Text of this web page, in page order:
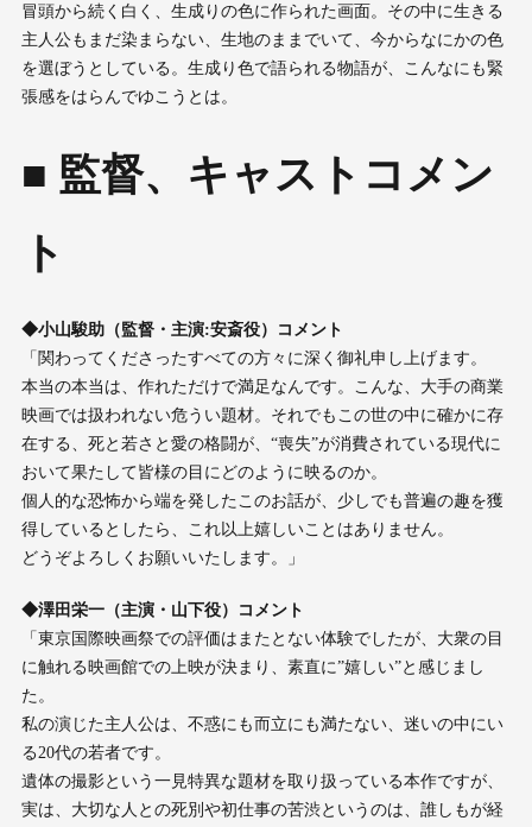
冒頭から続く白く、生成りの色に作られた画面。 その中に生きる
主人公もまだ染まらない、生地のままでいて、今からなにかの色
を選ぼうとしている。 生成り色で語られる物語が、こんなにも緊
張感をはらんでゆこうとは。
■ 監督、キャストコメン
ト
◆小山駿助（監督・主演:安斎役）コメント
「関わってくださったすべての方々に深く御礼申し上げます。
本当の本当は、作れただけで満足なんです。こんな、大手の商業
映画では扱われない危うい題材。それでもこの世の中に確かに存
在する、死と若さと愛の格闘が、“喪失”が消費されている現代に
おいて果たして皆様の目にどのように映るのか。
個人的な恐怖から端を発したこのお話が、少しでも普遍の趣を獲
得しているとしたら、これ以上嬉しいことはありません。
どうぞよろしくお願いいたします。」
◆澤田栄一（主演・山下役）コメント
「東京国際映画祭での評価はまたとない体験でしたが、大衆の目
に触れる映画館での上映が決まり、素直に”嬉しい”と感じまし
た。
私の演じた主人公は、不惑にも而立にも満たない、迷いの中にい
る20代の若者です。
遺体の撮影という一見特異な題材を取り扱っている本作ですが、
実は、大切な人との死別や初仕事の苦渋というのは、誰しもが経